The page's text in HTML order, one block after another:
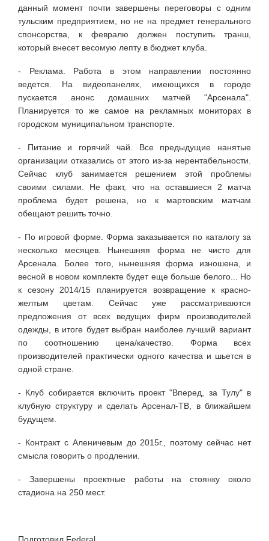
данный момент почти завершены переговоры с одним
тульским предприятием, но не на предмет генерального
спонсорства, к февралю должен поступить транш,
который внесет весомую лепту в бюджет клуба.
- Реклама. Работа в этом направлении постоянно
ведется. На видеопанелях, имеющихся в городе
пускается анонс домашних матчей "Арсенала".
Планируется то же самое на рекламных мониторах в
городском муниципальном транспорте.
- Питание и горячий чай. Все предыдущие нанятые
организации отказались от этого из-за нерентабельности.
Сейчас клуб занимается решением этой проблемы
своими силами. Не факт, что на оставшиеся 2 матча
проблема будет решена, но к мартовским матчам
обещают решить точно.
- По игровой форме. Форма заказывается по каталогу за
несколько месяцев. Нынешняя форма не чисто для
Арсенала. Более того, нынешняя форма изношена, и
весной в новом комплекте будет еще больше белого... Но
к сезону 2014/15 планируется возвращение к красно-
желтым цветам. Сейчас уже рассматриваются
предложения от всех ведущих фирм производителей
одежды, в итоге будет выбран наиболее лучший вариант
по соотношению цена/качество. Форма всех
производителей практически одного качества и шьется в
одной стране.
- Клуб собирается включить проект "Вперед, за Тулу" в
клубную структуру и сделать Арсенал-ТВ, в ближайшем
будущем.
- Контракт с Аленичевым до 2015г., поэтому сейчас нет
смысла говорить о продлении.
- Завершены проектные работы на стоянку около
стадиона на 250 мест.
Подготовил Federal.